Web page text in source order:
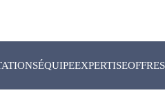
ÉQUIPEEXPERTISE